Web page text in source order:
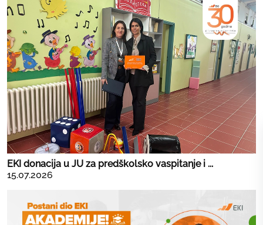
EKI donacija u JU za predškolsko vaspitanje i ...
15.07.2026